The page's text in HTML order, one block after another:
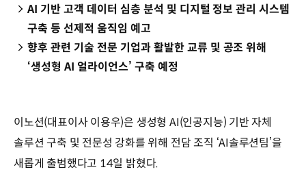
AI 기반 고객 데이터 심층 분석 및 디지털 정보 관리 시스템
구축 등 선제적 움직임 예고
향후 관련 기술 전문 기업과 활발한 교류 및 공조 위해
‘생성형 AI 얼라이언스’ 구축 예정
이노션(대표이사 이용우)은 생성형 AI(인공지능) 기반 자체
솔루션 구축 및 전문성 강화를 위해 전담 조직 ‘AI솔루션팀’을
새롭게 출범했다고 14일 밝혔다.